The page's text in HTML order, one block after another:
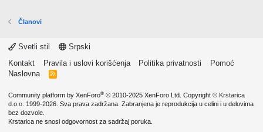
Članovi
Svetli stil
Srpski
Kontakt
Pravila i uslovi korišćenja Politika privatnosti
Pomoć
Naslovna
R
Community platform by XenForo® © 2010-2025 XenForo Ltd. Copyright © Krstarica
d.o.o. 1999-2026. Sva prava zadržana. Zabranjena je reprodukcija u celini i u delovima
bez dozvole.
Krstarica ne snosi odgovornost za sadržaj poruka.